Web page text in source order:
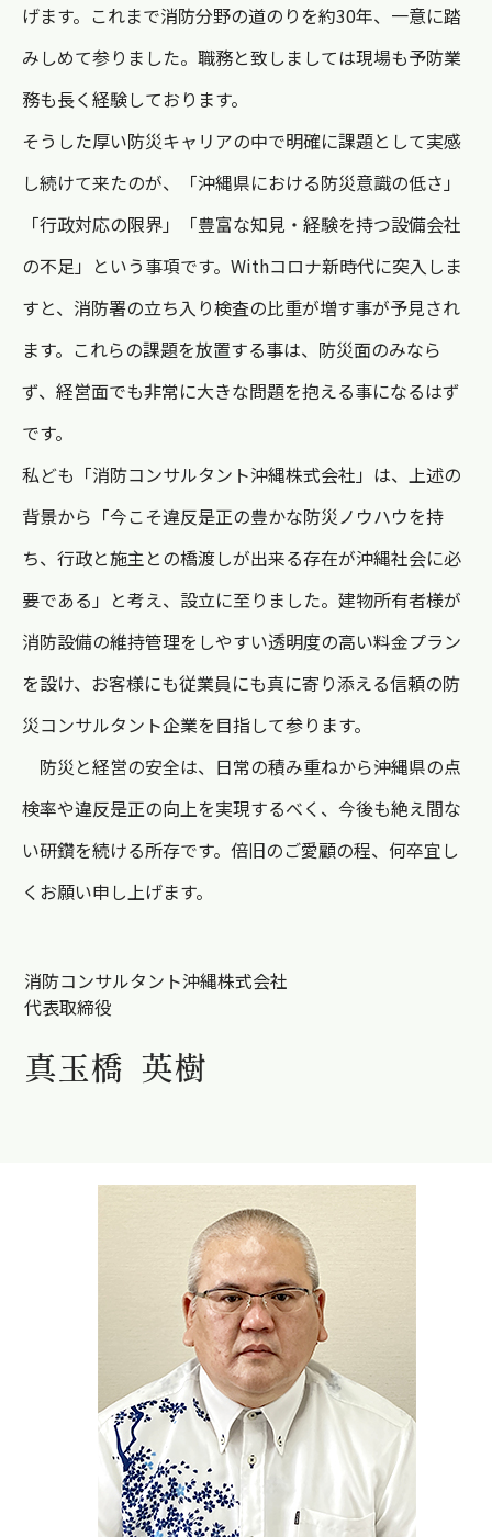
げます。これまで消防分野の道のりを約30年、一意に踏
みしめて参りました。職務と致しましては現場も予防業
務も長く経験しております。
そうした厚い防災キャリアの中で明確に課題として実感
し続けて来たのが、「沖縄県における防災意識の低さ」
「行政対応の限界」「豊富な知見・経験を持つ設備会社
の不足」という事項です。Withコロナ新時代に突入しま
すと、消防署の立ち入り検査の比重が増す事が予見され
ます。これらの課題を放置する事は、防災面のみなら
ず、経営面でも非常に大きな問題を抱える事になるはず
です。
私ども「消防コンサルタント沖縄株式会社」は、上述の
背景から「今こそ違反是正の豊かな防災ノウハウを持
ち、行政と施主との橋渡しが出来る存在が沖縄社会に必
要である」と考え、設立に至りました。建物所有者様が
消防設備の維持管理をしやすい透明度の高い料金プラン
を設け、お客様にも従業員にも真に寄り添える信頼の防
災コンサルタント企業を目指して参ります。
防災と経営の安全は、日常の積み重ねから――沖縄県の点
検率や違反是正の向上を実現するべく、今後も絶え間な
い研鑽を続ける所存です。倍旧のご愛顧の程、何卒宜し
くお願い申し上げます。
消防コンサルタント沖縄株式会社
代表取締役
真玉橋 英樹